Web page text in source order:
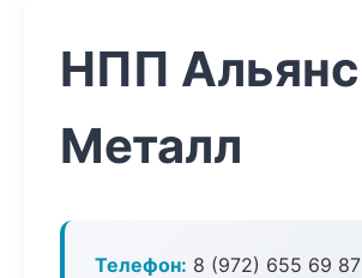
НПП Альянс
Металл
Телефон: 8 (972) 655 69 87